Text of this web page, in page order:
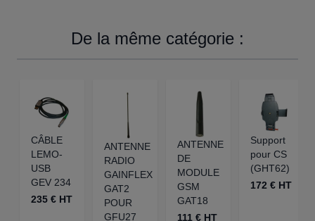
De la même catégorie :
CÂBLE
LEMO-
USB
GEV 234
235 € HT
ANTENNE
RADIO
GAINFLEX
GAT2
POUR
GFU27
ANTENNE
DE
MODULE
GSM
GAT18
111 € HT
Support
pour CS
(GHT62)
172 € HT